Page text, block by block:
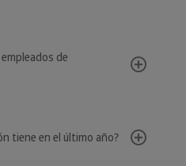
de
tiene en el último año?